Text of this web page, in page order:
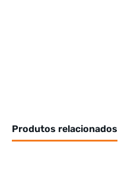
Produtos relacionados